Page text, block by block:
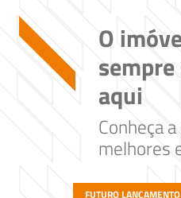
O
aqui
Conheça
melhores
FUTURO LANÇAMENTO